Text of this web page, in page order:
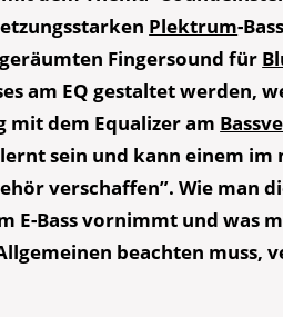
Plektrum-
Fingersound für
am EQ gestaltet werden,
mit dem Equalizer am
sein und kann einem im
verschaffen”. Wie man
E-Bass vornimmt und was
beachten muss,